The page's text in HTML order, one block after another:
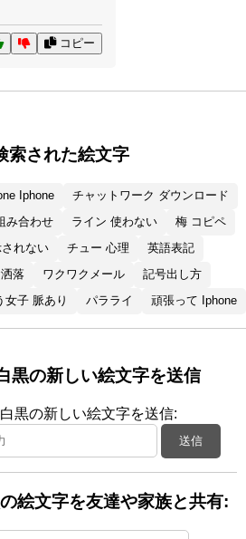
コピー
索された絵文字
Iphone
チャットワーク ダウンロード
組み合わせ ライン 使わない
梅 コピペ
れない
チュー 心理
英語表記
落 ワクワクメール
記号出し方
女子 脈あり パラライ 頑張って Iphone
ューリップ 白黒の新しい絵文字を送信
チューリップ 白黒の新しい絵文字を送信:
送信
ップ 白黒の絵文字を友達や家族と共有: